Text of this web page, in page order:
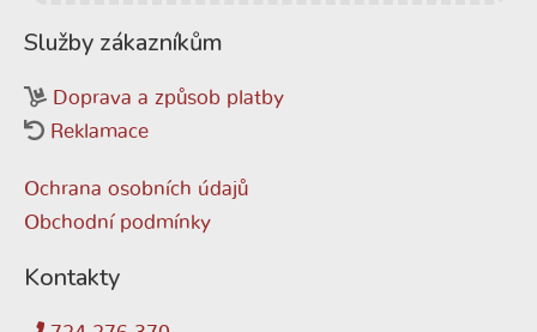
Služby zákazníkům
Doprava a způsob platby
Reklamace
Ochrana osobních údajů
Obchodní podmínky
Kontakty